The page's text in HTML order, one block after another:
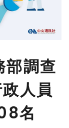
部調查
人員
名